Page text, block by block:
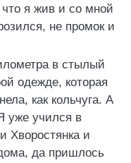
я жив и со мной
не промок и
в стылый
одежде, которая
как кольчуга. А
уже учился в
Хворостянка и
да пришлось